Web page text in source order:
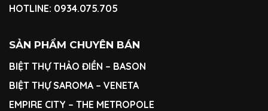
HOTLINE: 0934.075.705
SẢN PHẨM CHUYÊN BÁN
BIỆT THỰ THẢO ĐIỀN – BASON
BIỆT THỰ SAROMA – VENETA
EMPIRE CITY – THE METROPOLE